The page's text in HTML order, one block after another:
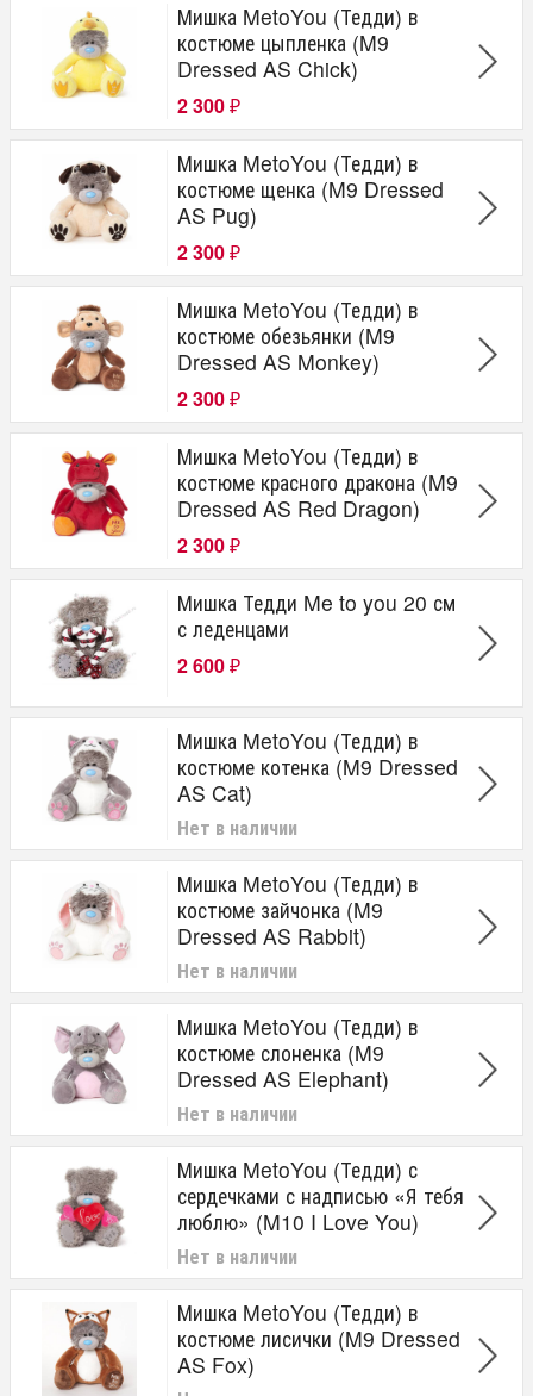
Мишка MetoYou (Тедди) в
костюме цыпленка (M9
Dressed AS Chick)
2 300 ₽
Мишка MetoYou (Тедди) в
костюме щенка (M9 Dressed
AS Pug)
2 300 ₽
Мишка MetoYou (Тедди) в
костюме обезьянки (M9
Dressed AS Monkey)
2 300 ₽
Мишка MetoYou (Тедди) в
костюме красного дракона (M9
Dressed AS Red Dragon)
2 300 ₽
Мишка Тедди Me to you 20 см
с леденцами
2 600 ₽
Мишка MetoYou (Тедди) в
костюме котенка (M9 Dressed
AS Cat)
Нет в наличии
Мишка MetoYou (Тедди) в
костюме зайчонка (M9
Dressed AS Rabbit)
Нет в наличии
Мишка MetoYou (Тедди) в
костюме слоненка (M9
Dressed AS Elephant)
Нет в наличии
Мишка MetoYou (Тедди) с
сердечками с надписью «​Я тебя
​люблю» (M10 I Love You)
Нет в наличии
Мишка MetoYou (Тедди) в
костюме лисички (M9 Dressed
AS Fox)